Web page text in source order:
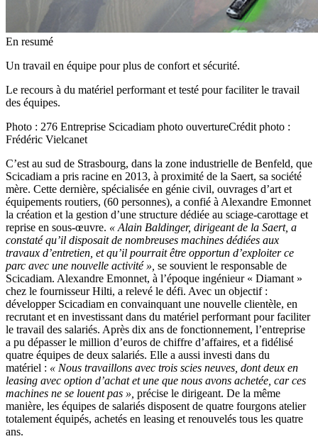
En resumé
Un travail en équipe pour plus de confort et sécurité.
Le recours à du matériel performant et testé pour faciliter le travail
des équipes.
Photo : 276 Entreprise Scicadiam photo ouvertureCrédit photo :
Frédéric Vielcanet
C’est au sud de Strasbourg, dans la zone industrielle de Benfeld, que
Scicadiam a pris racine en 2013, à proximité de la Saert, sa société
mère. Cette dernière, spécialisée en génie civil, ouvrages d’art et
équipements routiers, (60 personnes), a confié à Alexandre Emonnet
la création et la gestion d’une structure dédiée au sciage-carottage et
reprise en sous-œuvre. « Alain Baldinger, dirigeant de la Saert, a
constaté qu’il disposait de nombreuses machines dédiées aux
travaux d’entretien, et qu’il pourrait être opportun d’exploiter ce
parc avec une nouvelle activité », se souvient le responsable de
Scicadiam. Alexandre Emonnet, à l’époque ingénieur « Diamant »
chez le fournisseur Hilti, a relevé le défi. Avec un objectif :
développer Scicadiam en convainquant une nouvelle clientèle, en
recrutant et en investissant dans du matériel performant pour faciliter
le travail des salariés. Après dix ans de fonctionnement, l’entreprise
a pu dépasser le million d’euros de chiffre d’affaires, et a fidélisé
quatre équipes de deux salariés. Elle a aussi investi dans du
matériel : « Nous travaillons avec trois scies neuves, dont deux en
leasing avec option d’achat et une que nous avons achetée, car ces
machines ne se louent pas », précise le dirigeant. De la même
manière, les équipes de salariés disposent de quatre fourgons atelier
totalement équipés, achetés en leasing et renouvelés tous les quatre
ans.